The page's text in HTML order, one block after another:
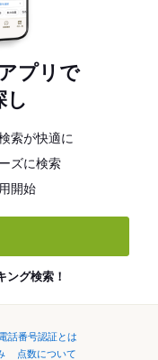
プリで
し
索が快適に
ズに検索
開始
ング検索！
話番号認証とは
点数について